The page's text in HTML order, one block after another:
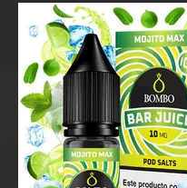
tropicales y